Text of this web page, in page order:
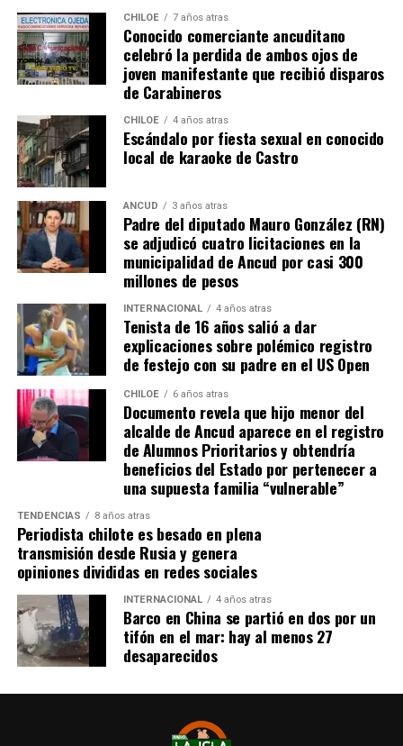
CHILOE 7 años atras
Conocido comerciante ancuditano
celebró la perdida de ambos ojos de
joven manifestante que recibió disparos
de Carabineros
CHILOE 4 años atras
Escándalo por fiesta sexual en conocido
local de karaoke de Castro
ANCUD 3 años atras
Padre del diputado Mauro González (RN)
se adjudicó cuatro licitaciones en la
municipalidad de Ancud por casi 300
millones de pesos
INTERNACIONAL 4 años atras
Tenista de 16 años salió a dar
explicaciones sobre polémico registro
de festejo con su padre en el US Open
CHILOE 6 años atras
Documento revela que hijo menor del
alcalde de Ancud aparece en el registro
de Alumnos Prioritarios y obtendría
beneficios del Estado por pertenecer a
una supuesta familia “vulnerable”
TENDENCIAS 8 años atras
Periodista chilote es besado en plena
transmisión desde Rusia y genera
opiniones divididas en redes sociales
INTERNACIONAL 4 años atras
Barco en China se partió en dos por un
tifón en el mar: hay al menos 27
desaparecidos